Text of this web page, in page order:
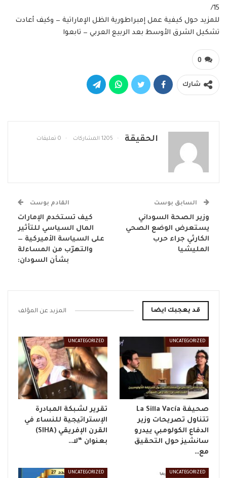
15/
للمزيد حول كيفية عمل إمبراطورية الظل الإماراتية — وكيف أعادت
تشكيل الشرق الأوسط بعد الربيع العربي — تابعوا
0
شارك
الحقيقة 1205 المشاركات 0 تعليقات
السابق بوست
وزير الصحة السوداني
يستعرض الوضع الصحي
الكارثي جراء حرب
المليشيا
القادم بوست
كيف تستخدم الإمارات
المال السياسي للتأثير
على السياسة الأميركية —
والتهرّب من المساءلة
بشأن السودان:
قد يعجبك ايضا المزيد عن المؤلف
UNCATEGORIZED
صحيفة La Silla Vacía
تتناول تصريحات وزير
الدفاع الكولومبي ييدرو
سانشيز حول التحقيق
مع…
UNCATEGORIZED
تقرير لشبكة المبادرة
الإستراتيجية للنساء في
القرن الإفريقي (SIHA)
بعنوان “لا…
UNCATEGORIZED
UNCATEGORIZED